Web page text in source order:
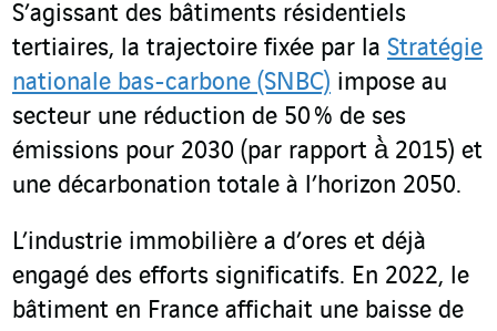
S’agissant des bâtiments résidentiels
tertiaires, la trajectoire fixée par la Stratégie
nationale bas-carbone (SNBC) impose au
secteur une réduction de 50 % de ses
émissions pour 2030 (par rapport à̀ 2015) et
une décarbonation totale à l’horizon 2050.
L’industrie immobilière a d’ores et déjà
engagé des efforts significatifs. En 2022, le
bâtiment en France affichait une baisse de